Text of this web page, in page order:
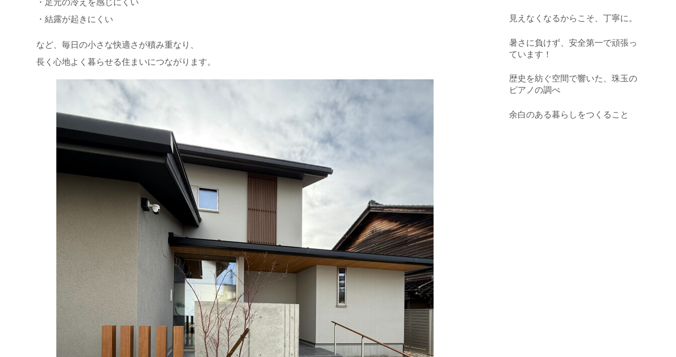
・足元の冷えを感じにくい
・結露が起きにくい
など、毎日の小さな快適さが積み重なり、
長く心地よく暮らせる住まいにつながります。
見えなくなるからこそ、丁寧に。
暑さに負けず、安全第一で頑張っ
ています！
歴史を紡ぐ空間で響いた、珠玉の
ピアノの調べ
余白のある暮らしをつくること